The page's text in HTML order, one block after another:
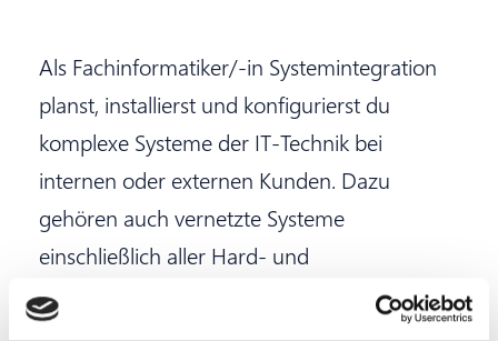
Als Fachinformatiker/-in Systemintegration
planst, installierst und konfigurierst du
komplexe Systeme der IT-Technik bei
internen oder externen Kunden. Dazu
gehören auch vernetzte Systeme
einschließlich aller Hard- und
Softwarekomponenten. Je nach Ausprägung
sind bist du in der technischen Planung, bei